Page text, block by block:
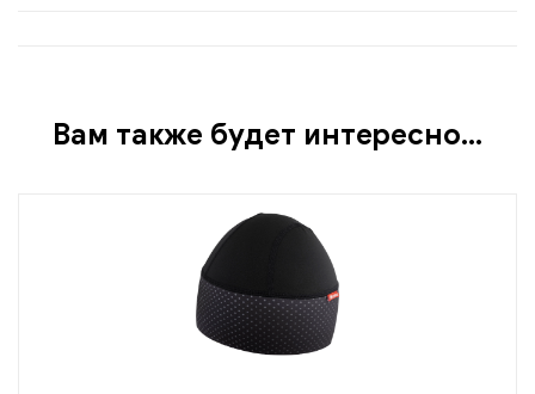
Вам также будет интересно…